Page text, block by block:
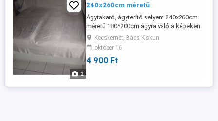
2
240x260cm méretű
Ágytakaró, ágyterítő selyem 240x260cm
méretű 180*200cm ágyra való a képeken
látható szép állapotban eladó, de
nagyobb méretűre is jó lehet!. Nem foltos,
tiszta, állatmentes helyről. Halvány mintás,
kellemes tapintású.
Kecskemét, Bács-Kiskun
október 16
4 900 Ft